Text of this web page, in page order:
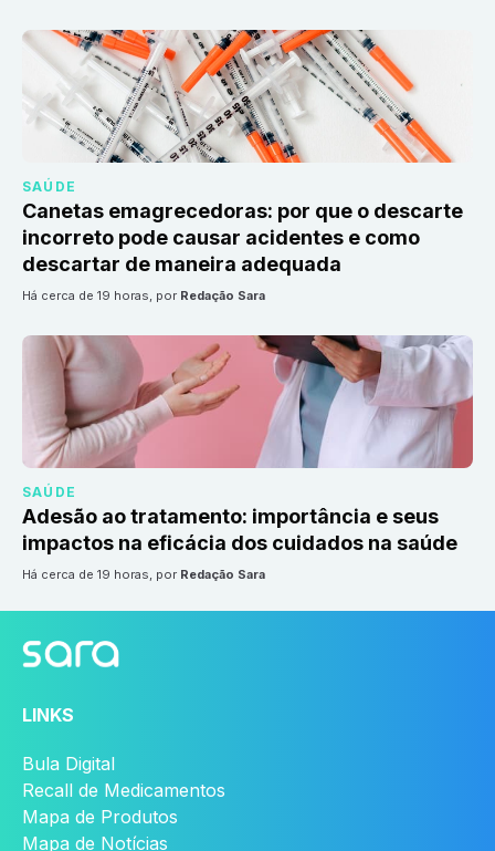
SAÚDE
Canetas emagrecedoras: por que o descarte
incorreto pode causar acidentes e como
descartar de maneira adequada
há cerca de 19 horas, por Redação Sara
SAÚDE
Adesão ao tratamento: importância e seus
impactos na eficácia dos cuidados na saúde
há cerca de 19 horas, por Redação Sara
LINKS
Bula Digital
Recall de Medicamentos
Mapa de Produtos
Mapa de Notícias